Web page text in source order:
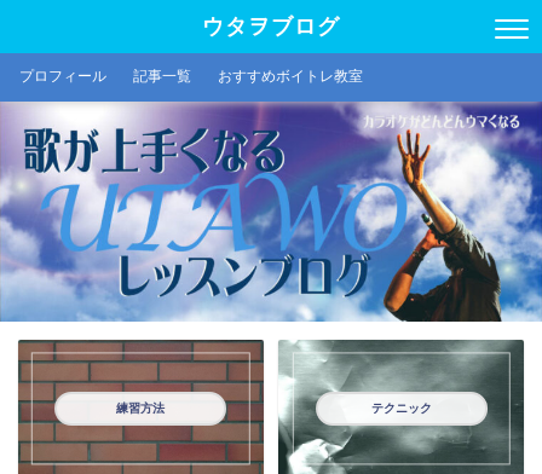
ウタヲブログ
プロフィール 記事一覧 おすすめボイトレ教室
練習方法 テクニック